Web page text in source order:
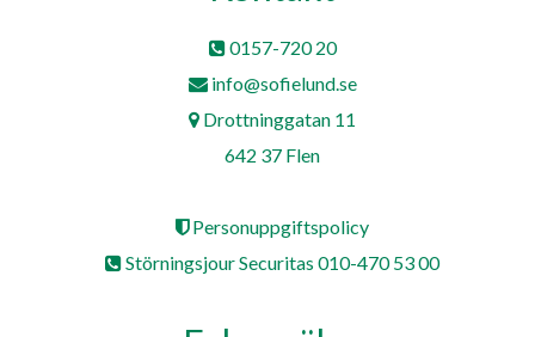
0157-720 20
info@sofielund.se
Drottninggatan 11
642 37 Flen
Personuppgiftspolicy
Störningsjour Securitas 010-470 53 00